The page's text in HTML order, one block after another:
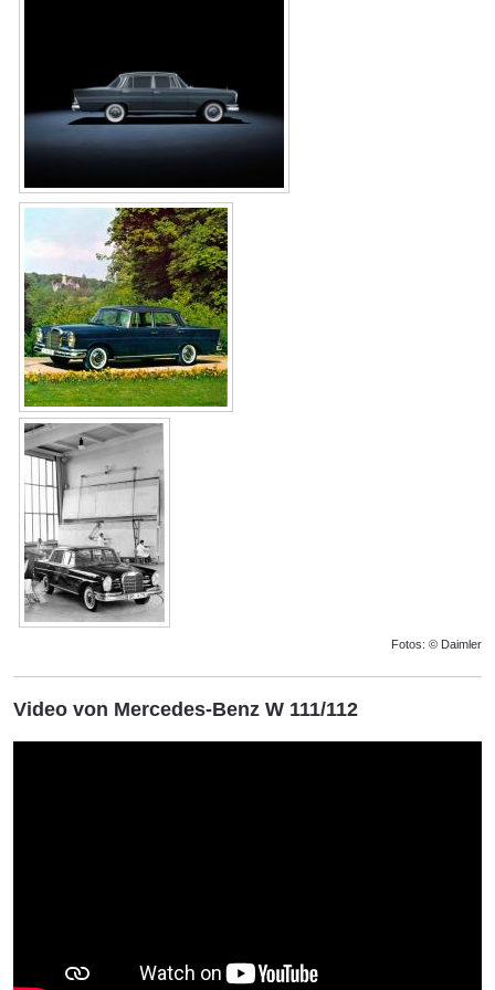
Fotos: © Daimler
Video von Mercedes-Benz W 111/112